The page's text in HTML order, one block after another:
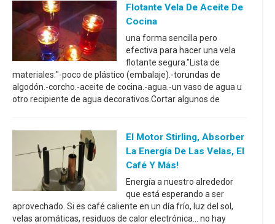
Flotante Vela De Aceite De
Cocina
una forma sencilla pero
efectiva para hacer una vela
flotante segura."Lista de
materiales:"-poco de plástico (embalaje).-torundas de
algodón.-corcho.-aceite de cocina.-agua.-un vaso de agua u
otro recipiente de agua decorativos.Cortar algunos de
El Motor Stirling, Absorber
La Energía De Las Velas, El
Café Y Más!
Energía a nuestro alrededor
que está esperando a ser
aprovechado. Si es café caliente en un día frío, luz del sol,
velas aromáticas, residuos de calor electrónica... no hay